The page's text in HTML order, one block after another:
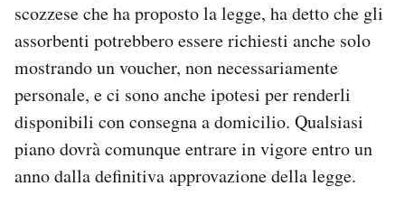
scozzese che ha proposto la legge, ha detto che gli
assorbenti potrebbero essere richiesti anche solo
mostrando un voucher, non necessariamente
personale, e ci sono anche ipotesi per renderli
disponibili con consegna a domicilio. Qualsiasi
piano dovrà comunque entrare in vigore entro un
anno dalla definitiva approvazione della legge.